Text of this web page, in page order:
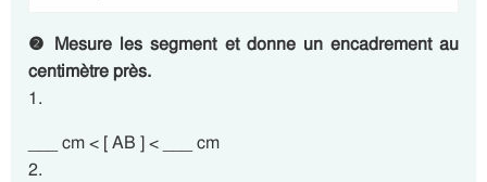
❷ Mesure les segment et donne un encadrement au
centimètre près.
1.
___ cm < [ AB ] < ___ cm
2.